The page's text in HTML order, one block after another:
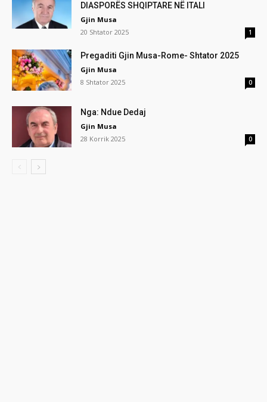
DIASPORËS SHQIPTARE NË ITALI
Gjin Musa
20 Shtator 2025
1
Pregaditi Gjin Musa-Rome- Shtator 2025
Gjin Musa
8 Shtator 2025
0
Nga: Ndue Dedaj
Gjin Musa
28 Korrik 2025
0